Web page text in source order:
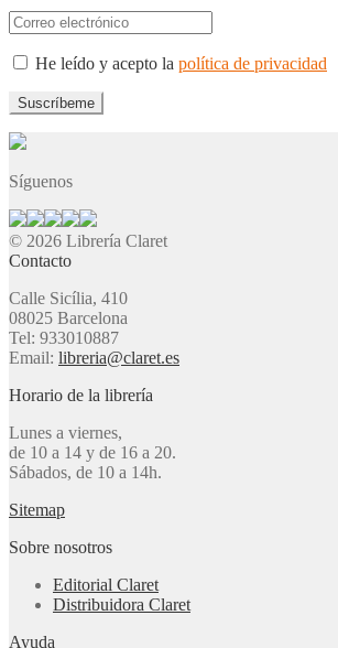
He leído y acepto la política de privacidad
Síguenos
© 2026 Librería Claret
Contacto
Calle Sicília, 410
08025 Barcelona
Tel: 933010887
Email: libreria@claret.es
Horario de la librería
Lunes a viernes,
de 10 a 14 y de 16 a 20.
Sábados, de 10 a 14h.
Sitemap
Sobre nosotros
Editorial Claret
Distribuidora Claret
Ayuda